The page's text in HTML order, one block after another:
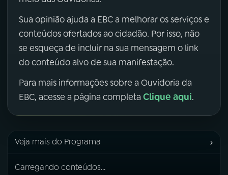
Sua opinião ajuda a EBC a melhorar os serviços e
conteúdos ofertados ao cidadão. Por isso, não
se esqueça de incluir na sua mensagem o link
do conteúdo alvo de sua manifestação.
Para mais informações sobre a Ouvidoria da
EBC, acesse a página completa Clique aqui.
Veja mais do Programa ›
Carregando conteúdos...